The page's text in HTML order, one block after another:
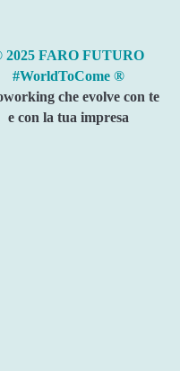
2025 FARO FUTURO
#WorldToCome ®
che evolve con te
e con la tua impresa